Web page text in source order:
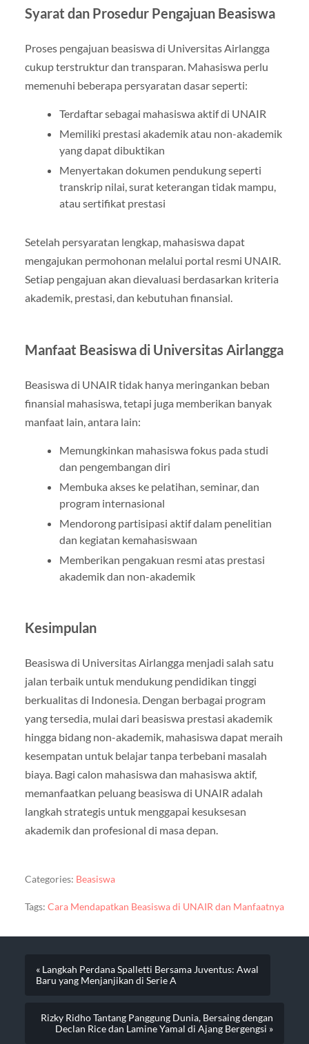
Syarat dan Prosedur Pengajuan Beasiswa
Proses pengajuan beasiswa di Universitas Airlangga
cukup terstruktur dan transparan. Mahasiswa perlu
memenuhi beberapa persyaratan dasar seperti:
Terdaftar sebagai mahasiswa aktif di UNAIR
Memiliki prestasi akademik atau non-akademik
yang dapat dibuktikan
Menyertakan dokumen pendukung seperti
transkrip nilai, surat keterangan tidak mampu,
atau sertifikat prestasi
Setelah persyaratan lengkap, mahasiswa dapat
mengajukan permohonan melalui portal resmi UNAIR.
Setiap pengajuan akan dievaluasi berdasarkan kriteria
akademik, prestasi, dan kebutuhan finansial.
Manfaat Beasiswa di Universitas Airlangga
Beasiswa di UNAIR tidak hanya meringankan beban
finansial mahasiswa, tetapi juga memberikan banyak
manfaat lain, antara lain:
Memungkinkan mahasiswa fokus pada studi
dan pengembangan diri
Membuka akses ke pelatihan, seminar, dan
program internasional
Mendorong partisipasi aktif dalam penelitian
dan kegiatan kemahasiswaan
Memberikan pengakuan resmi atas prestasi
akademik dan non-akademik
Kesimpulan
Beasiswa di Universitas Airlangga menjadi salah satu
jalan terbaik untuk mendukung pendidikan tinggi
berkualitas di Indonesia. Dengan berbagai program
yang tersedia, mulai dari beasiswa prestasi akademik
hingga bidang non-akademik, mahasiswa dapat meraih
kesempatan untuk belajar tanpa terbebani masalah
biaya. Bagi calon mahasiswa dan mahasiswa aktif,
memanfaatkan peluang beasiswa di UNAIR adalah
langkah strategis untuk menggapai kesuksesan
akademik dan profesional di masa depan.
Categories: Beasiswa
Tags: Cara Mendapatkan Beasiswa di UNAIR dan Manfaatnya
« Langkah Perdana Spalletti Bersama Juventus: Awal
Baru yang Menjanjikan di Serie A
Rizky Ridho Tantang Panggung Dunia, Bersaing dengan
Declan Rice dan Lamine Yamal di Ajang Bergengsi »